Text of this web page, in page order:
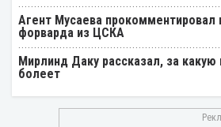
Агент Мусаева
форварда из ЦСКА
Мирлинд Даку рассказал, за
болеет